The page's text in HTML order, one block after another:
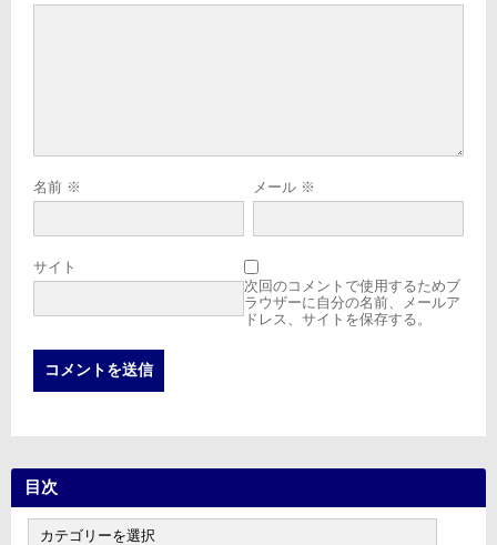
名前 ※ メール ※
サイト
次回のコメントで使用するためブ
ラウザーに自分の名前、メールア
ドレス、サイトを保存する。
目次